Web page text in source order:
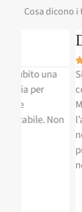
Cosa dicono
Dott.
Simone De
competente,
nonché a
precisione
nella